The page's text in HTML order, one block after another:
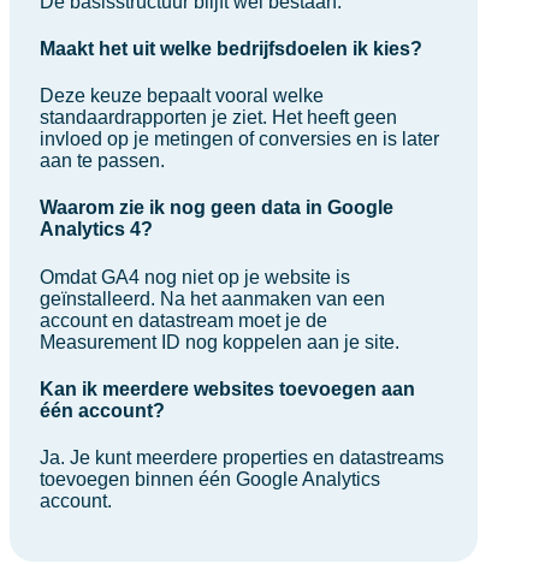
Maakt het uit welke bedrijfsdoelen ik kies?
Deze keuze bepaalt vooral welke
standaardrapporten je ziet. Het heeft geen
invloed op je metingen of conversies en is later
aan te passen.
Waarom zie ik nog geen data in Google
Analytics 4?
Omdat GA4 nog niet op je website is
geïnstalleerd. Na het aanmaken van een
account en datastream moet je de
Measurement ID nog koppelen aan je site.
Kan ik meerdere websites toevoegen aan
één account?
Ja. Je kunt meerdere properties en datastreams
toevoegen binnen één Google Analytics
account.